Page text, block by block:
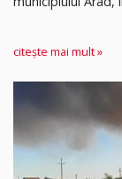
citește mai mult »